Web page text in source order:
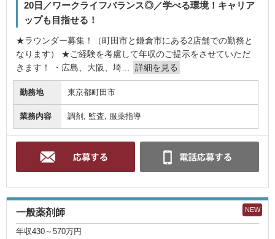
20日／ワークライフバランス◎／学べる環境！キャリア
ップも目指せる！
★ラウンダー募集！（町田市と鎌倉市にある2店舗での勤務と
なります） ★ご経験を考慮して年収のご提示をさせていただ
きます！ ・広島、大阪、埼…
詳細を見る
勤務地 東京都町田市
業務内容 調剤, 監査, 服薬指導
NEW
一般薬剤師
年収430～570万円